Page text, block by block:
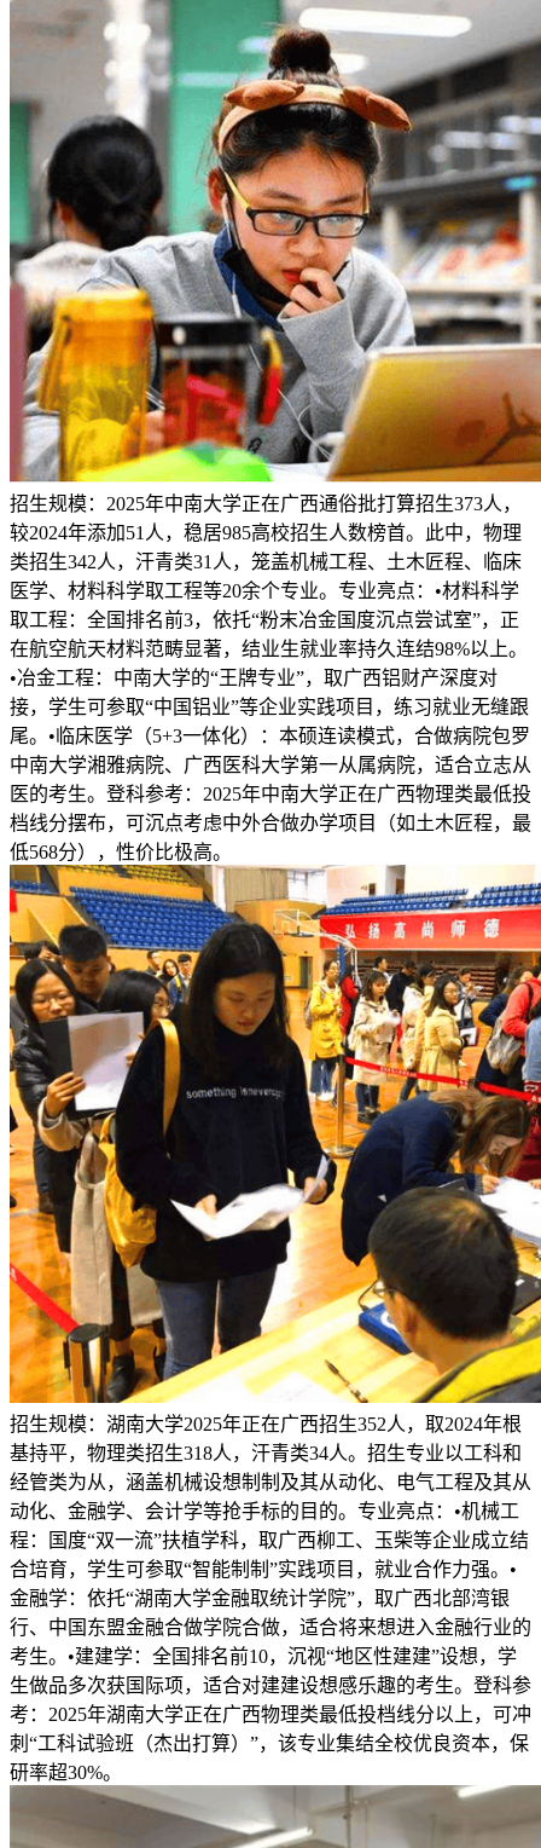
招生规模：2025年中南大学正在广西通俗批打算招生373人，
较2024年添加51人，稳居985高校招生人数榜首。此中，物理
类招生342人，汗青类31人，笼盖机械工程、土木匠程、临床
医学、材料科学取工程等20余个专业。专业亮点：•材料科学
取工程：全国排名前3，依托“粉末冶金国度沉点尝试室”，正
在航空航天材料范畴显著，结业生就业率持久连结98%以上。
•冶金工程：中南大学的“王牌专业”，取广西铝财产深度对
接，学生可参取“中国铝业”等企业实践项目，练习就业无缝跟
尾。•临床医学（5+3一体化）：本硕连读模式，合做病院包罗
中南大学湘雅病院、广西医科大学第一从属病院，适合立志从
医的考生。登科参考：2025年中南大学正在广西物理类最低投
档线分摆布，可沉点考虑中外合做办学项目（如土木匠程，最
低568分），性价比极高。
招生规模：湖南大学2025年正在广西招生352人，取2024年根
基持平，物理类招生318人，汗青类34人。招生专业以工科和
经管类为从，涵盖机械设想制制及其从动化、电气工程及其从
动化、金融学、会计学等抢手标的目的。专业亮点：•机械工
程：国度“双一流”扶植学科，取广西柳工、玉柴等企业成立结
合培育，学生可参取“智能制制”实践项目，就业合作力强。•
金融学：依托“湖南大学金融取统计学院”，取广西北部湾银
行、中国东盟金融合做学院合做，适合将来想进入金融行业的
考生。•建建学：全国排名前10，沉视“地区性建建”设想，学
生做品多次获国际项，适合对建建设想感乐趣的考生。登科参
考：2025年湖南大学正在广西物理类最低投档线分以上，可冲
刺“工科试验班（杰出打算）”，该专业集结全校优良资本，保
研率超30%。